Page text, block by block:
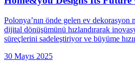
Polonya’nın önde gelen ev dekorasyon
dijital dönüşümünü hızlandırarak
süreçlerini sadeleştiriyor ve büyüme
30 Mayıs 2025